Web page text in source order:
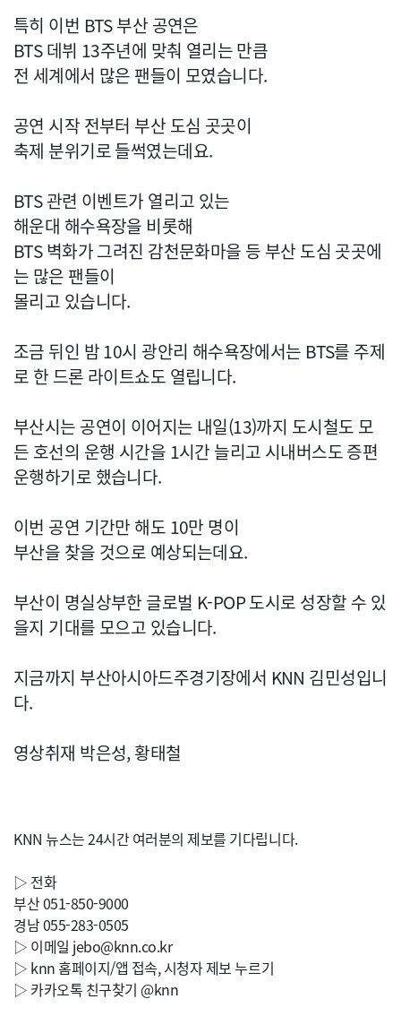
특히 이번 BTS 부산 공연은
BTS 데뷔 13주년에 맞춰 열리는 만큼
전 세계에서 많은 팬들이 모였습니다.
공연 시작 전부터 부산 도심 곳곳이
축제 분위기로 들썩였는데요.
BTS 관련 이벤트가 열리고 있는
해운대 해수욕장을 비롯해
BTS 벽화가 그려진 감천문화마을 등 부산 도심 곳곳에
는 많은 팬들이
몰리고 있습니다.
조금 뒤인 밤 10시 광안리 해수욕장에서는 BTS를 주제
로 한 드론 라이트쇼도 열립니다.
부산시는 공연이 이어지는 내일(13)까지 도시철도 모
든 호선의 운행 시간을 1시간 늘리고 시내버스도 증편
운행하기로 했습니다.
이번 공연 기간만 해도 10만 명이
부산을 찾을 것으로 예상되는데요.
부산이 명실상부한 글로벌 K-POP 도시로 성장할 수 있
을지 기대를 모으고 있습니다.
지금까지 부산아시아드주경기장에서 KNN 김민성입니
다.
영상취재 박은성, 황태철
KNN 뉴스는 24시간 여러분의 제보를 기다립니다.
▷ 전화
부산 051-850-9000
경남 055-283-0505
▷ 이메일 jebo@knn.co.kr
▷ knn 홈페이지/앱 접속, 시청자 제보 누르기
▷ 카카오톡 친구찾기 @knn